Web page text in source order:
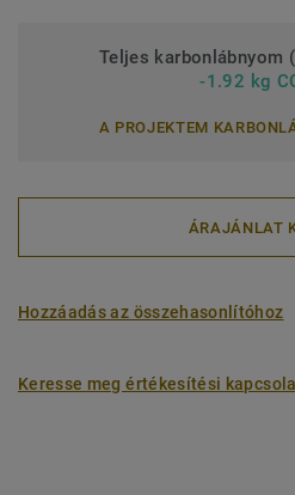
Teljes karbonlábnyom
-1.92 kg
A PROJEKTEM
ÁRAJÁNLAT
Hozzáadás az összehasonlítóhoz
Keresse meg értékesítési